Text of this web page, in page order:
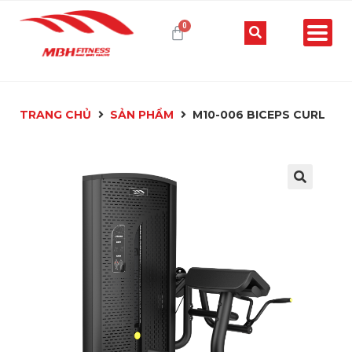
TRANG CHỦ SẢN PHẨM M10-006 BICEPS CURL